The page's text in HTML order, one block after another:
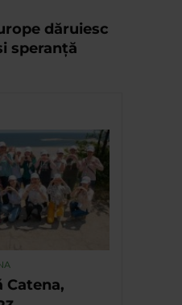
dăruiesc
speranță
Catena,